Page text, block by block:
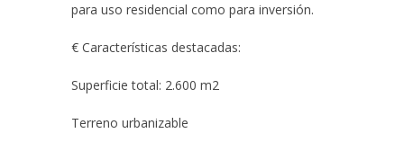
para uso residencial como para inversión.
€ Características destacadas:
Superficie total: 2.600 m2
Terreno urbanizable